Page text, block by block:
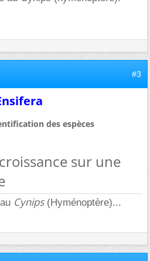
#3
des espèces
sur une
Cynips(Hyménoptère)...